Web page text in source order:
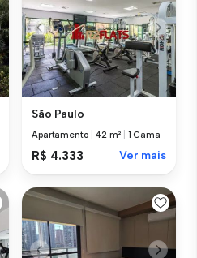
São Paulo
Apartamento 42 m² 1 Cama
R$ 4.333 Ver mais